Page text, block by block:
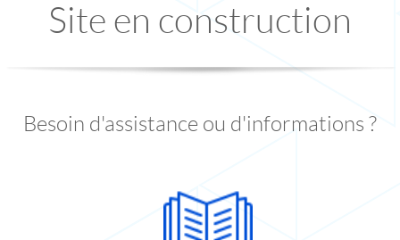
Site en construction
Besoin d'assistance ou d'informations ?